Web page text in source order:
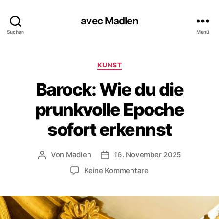
Suchen
avec Madlen
Menü
K
t
e
g
o
r
i
KUNST
Barock: Wie du die
prunkvolle Epoche
sofort erkennst
B
r
a
Von Madlen
V
e
f
f
16. November 2025
Keine Kommentarez